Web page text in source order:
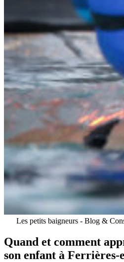
Les petits baigneurs - Blog &
Quand et comment
son enfant à Ferrières-